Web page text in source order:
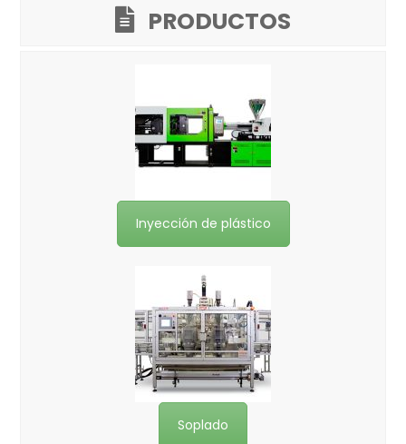
PRODUCTOS
Inyección de plástico
Soplado